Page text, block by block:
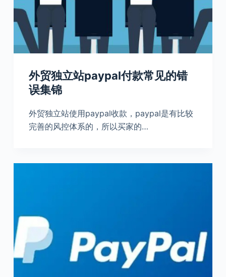
外贸独立站paypal付款常见的错
误集锦
外贸独立站使用paypal收款，paypal是有比较
完善的风控体系的，所以买家的…